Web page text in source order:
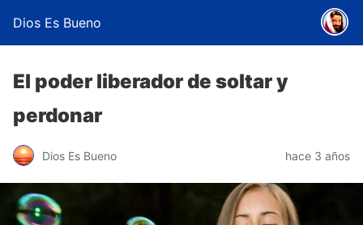
Dios Es Bueno
El poder liberador de soltar y
perdonar
Dios Es Bueno hace 3 años